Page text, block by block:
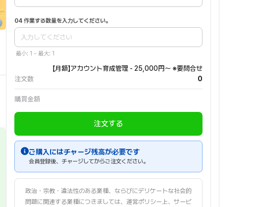
04 作業する数量を入力してください。
最小: 1 - 最大: 1
【月額】アカウント育成管理 - 25,000円～ ※要問合せ
注文数
0
購買金額
注文する
ご購入にはチャージ残高が必要です
会員登録後、チャージしてからご注文ください。
政治・宗教・違法性のある業種、ならびにデリケートな社会的
問題に関連する業種につきましては、運営ポリシー上、サービ